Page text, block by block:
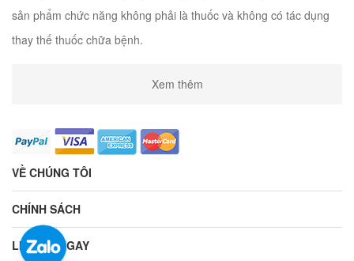
sản phẩm chức năng không phải là thuốc và không có tác dụng
thay thế thuốc chữa bệnh.
Xem thêm
VỀ CHÚNG TÔI
CHÍNH SÁCH
LIÊN HỆ NGAY